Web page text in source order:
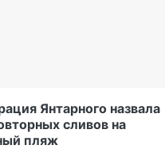
Янтарного назвала
сливов на
пляж